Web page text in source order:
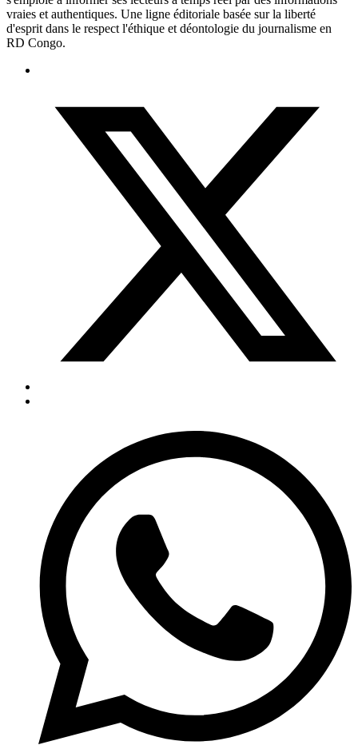
vraies et authentiques. Une ligne éditoriale basée sur la liberté
d'esprit dans le respect l'éthique et déontologie du journalisme en
RD Congo.